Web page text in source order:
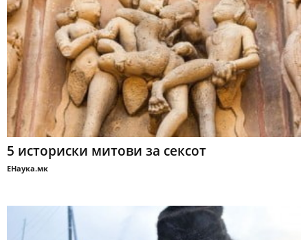
5 историски митови за сексот
ЕНаука.мк